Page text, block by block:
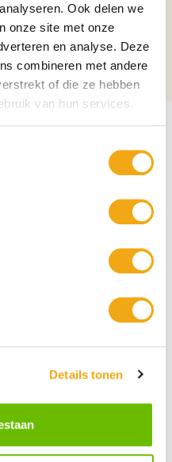
Ook delen we
onze site met onze
en analyse. Deze
combineren met andere
of die ze hebben
van hun services.
Details tonen
Pensioen cadeau
Verjaardagscadeau, Blijvende
herinnering cadeau, Nieuwe woning